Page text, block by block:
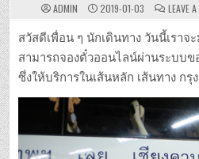
ADMIN 2019-01-03 LEAVE
สวัสดีเพื่อน ๆ นักเดินทาง วันนี้เรา
สามารถจองตั๋วออนไลน์ผ่านระบบข
ซึ่งให้บริการในเส้นหลัก เส้นทาง กรุ